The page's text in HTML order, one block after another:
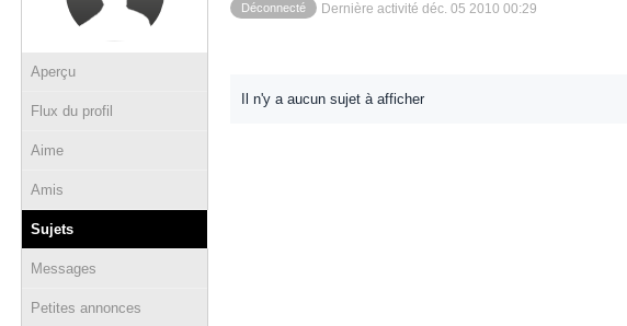
Aperçu
Flux du profil
Aime
Amis
Sujets
Messages
Petites annonces
Déconnecté Dernière activité déc. 05 2010 00:29
Il n'y a aucun sujet à afficher